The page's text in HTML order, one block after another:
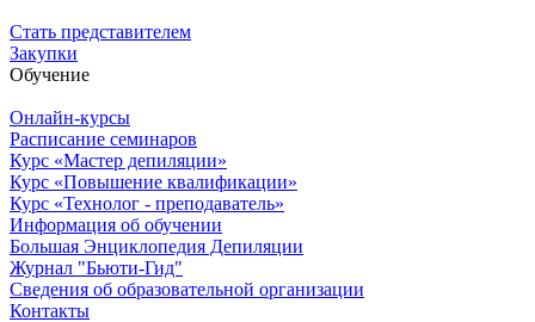
Стать представителем
Закупки
Обучение
Онлайн-курсы
Расписание семинаров
Курс «Мастер депиляции»
Курс «Повышение квалификации»
Курс «Технолог - преподаватель»
Информация об обучении
Большая Энциклопедия Депиляции
Журнал "Бьюти-Гид"
Сведения об образовательной организации
Контакты